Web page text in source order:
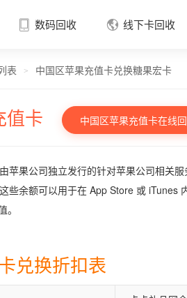
 数码回收  线下卡回收
表 > 中国区苹果充值卡兑换糖果宏卡
值卡 中国区苹果充值卡在线
苹果公司独立发行的针对苹果公司相关
些余额可以用于在 App Store 或 iTunes
兑换折扣表